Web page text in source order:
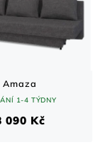
Amaza
1-4 TÝDNY
090 Kč